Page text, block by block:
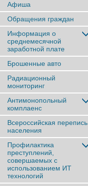
Афиша
Обращения граждан
Информация о
среднемесячной
заработной плате
Брошенные авто
Радиационный
мониторинг
Антимонопольный
комплаенс
Всероссийская перепись
населения
Профилактика
преступлений,
совершаемых с
использованием ИТ
технологий